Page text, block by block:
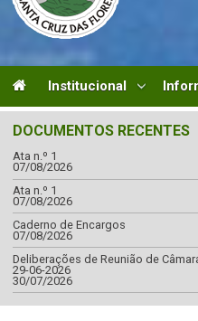
Institucional
DOCUMENTOS RECENTES
Ata n.º 1
07/08/2026
Ata n.º 1
07/08/2026
Caderno de Encargos
07/08/2026
Deliberações de Reunião de
29-06-2026
30/07/2026